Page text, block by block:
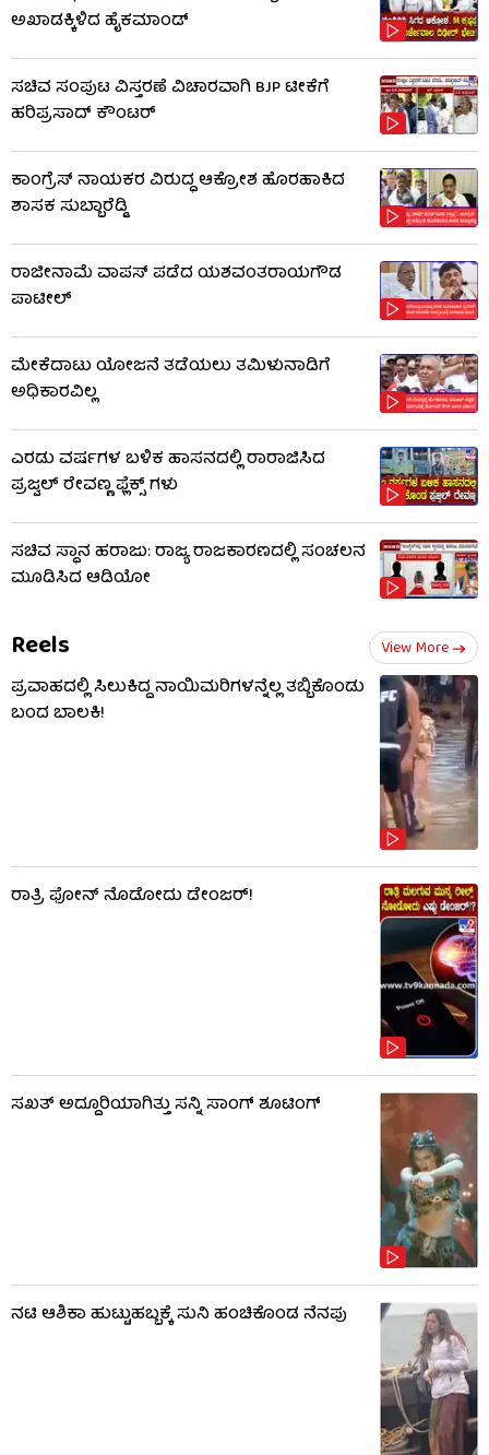
ಅಖಾಡಕ್ಕಿಳಿದ ಹೈಕಮಾಂಡ್
ಸಚಿವ ಸಂಪುಟ ವಿಸ್ತರಣೆ ವಿಚಾರವಾಗಿ BJP ಟೀಕೆಗೆ
ಹರಿಪ್ರಸಾದ್ ಕೌಂಟರ್​​
ಕಾಂಗ್ರೆಸ್ ನಾಯಕರ ವಿರುದ್ಧ ಆಕ್ರೋಶ ಹೊರಹಾಕಿದ
ಶಾಸಕ ಸುಬ್ಬಾರೆಡ್ಡಿ
ರಾಜೀನಾಮೆ ವಾಪಸ್ ಪಡೆದ ಯಶವಂತರಾಯಗೌಡ
ಪಾಟೀಲ್
ಮೇಕೆದಾಟು ಯೋಜನೆ ತಡೆಯಲು ತಮಿಳುನಾಡಿಗೆ
ಅಧಿಕಾರವಿಲ್ಲ
ಎರಡು ವರ್ಷಗಳ ಬಳಿಕ ಹಾಸನದಲ್ಲಿ ರಾರಾಜಿಸಿದ
ಪ್ರಜ್ವಲ್ ರೇವಣ್ಣ ಫ್ಲೆಕ್ಸ್ ಗಳು
ಸಚಿವ ಸ್ಥಾನ ಹರಾಜು: ರಾಜ್ಯ ರಾಜಕಾರಣದಲ್ಲಿ ಸಂಚಲನ
ಮೂಡಿಸಿದ ಆಡಿಯೋ
Reels View More
ಪ್ರವಾಹದಲ್ಲಿ ಸಿಲುಕಿದ್ದ ನಾಯಿಮರಿಗಳನ್ನೆಲ್ಲ ತಬ್ಬಿಕೊಂಡು
ಬಂದ ಬಾಲಕಿ!
ರಾತ್ರಿ ಫೋನ್​​ ನೊಡೋದು ಡೇಂಜರ್!
ಸಖತ್ ಅದ್ದೂರಿಯಾಗಿತ್ತು ಸನ್ನಿ ಸಾಂಗ್ ಶೂಟಿಂಗ್
ನಟಿ ಆಶಿಕಾ ಹುಟ್ಟುಹಬ್ಬಕ್ಕೆ ಸುನಿ ಹಂಚಿಕೊಂಡ ನೆನಪು